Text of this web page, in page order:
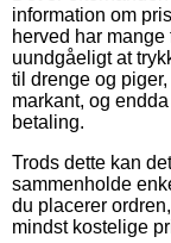
information om
herved har
uundgåeligt at
til drenge og
markant, og
betaling.
Trods dette kan
sammenholde
du placerer
mindst kostelige